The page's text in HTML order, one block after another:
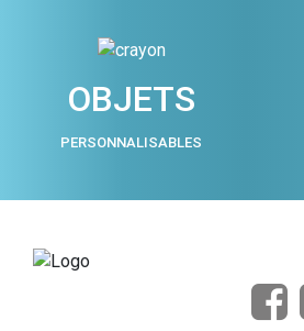
OBJETS
PERSONNALISABLES